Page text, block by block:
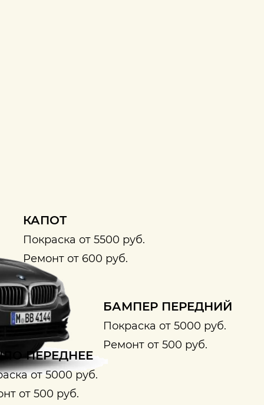
КАПОТ
Покраска от 5500 руб.
Ремонт от 600 руб.
БАМПЕР ПЕРЕДНИЙ
Покраска от 5000 руб.
Ремонт от 500 руб.
ПЕРЕДНЕЕ
от 5000 руб.
от 500 руб.